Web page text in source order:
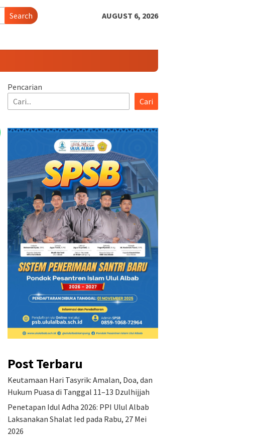
Search AUGUST 6, 2026
Pencarian
Cari
Post Terbaru
Keutamaan Hari Tasyrik: Amalan, Doa, dan
Hukum Puasa di Tanggal 11–13 Dzulhijjah
Penetapan Idul Adha 2026: PPI Ulul Albab
Laksanakan Shalat Ied pada Rabu, 27 Mei
2026